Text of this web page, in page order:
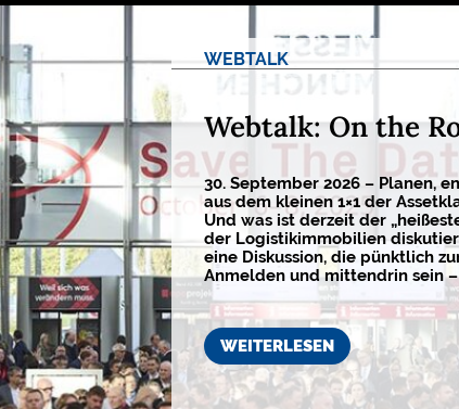
WEBTALK
Webtalk: On the
30. September 2026 – Planen,
aus dem kleinen 1×1 der
Und was ist derzeit der
der Logistikimmobilien
eine Diskussion, die pünktlich
Anmelden und mittendrin sein
WEITERLESEN